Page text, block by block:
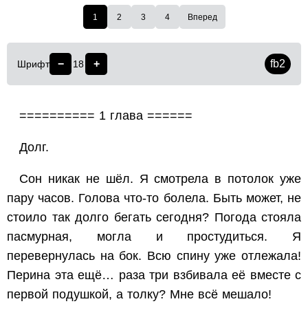
1 2 3 4 Вперед
Шрифт − 18 + fb2
========== 1 глава ======
Долг.
Сон никак не шёл. Я смотрела в потолок уже
пару часов. Голова что-то болела. Быть может, не
стоило так долго бегать сегодня? Погода стояла
пасмурная, могла и простудиться. Я
перевернулась на бок. Всю спину уже отлежала!
Перина эта ещё… раза три взбивала её вместе с
первой подушкой, а толку? Мне всё мешало!